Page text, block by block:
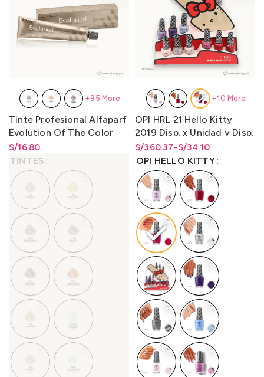
Tinte Profesional Alfaparf
Evolution Of The Color
60ml.
S/16.80
Rango de precios: desde
S/16.80hasta
TINTES
+95 More
OPI HRL 21 Hello Kitty
2019 Disp. x Unidad y Disp.
x kit 12 unidades Lqr. 15 ml
S/34.10
-
S/360.37
Rango de precios: desde
S/34.10 hasta S/360.37
Rango de precios: desde
S/34.10hastaS/360.37
OPI HELLO KITTY
+10 More